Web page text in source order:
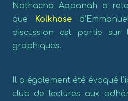
Nathacha Appanah a
que
Kolkhose
discussion est partie sur
graphiques.
Il a également été évoqué
club de lectures aux